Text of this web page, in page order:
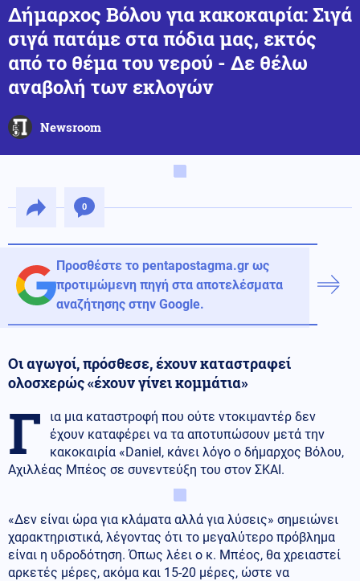
Δήμαρχος Βόλου για κακοκαιρία: Σιγά
σιγά πατάμε στα πόδια μας, εκτός
από το θέμα του νερού - Δε θέλω
αναβολή των εκλογών
Newsroom
0
Προσθέστε το pentapostagma.gr ως
προτιμώμενη πηγή στα αποτελέσματα
αναζήτησης στην Google.
Οι αγωγοί, πρόσθεσε, έχουν καταστραφεί
ολοσχερώς «έχουν γίνει κομμάτια»
Γ
ια μια καταστροφή που ούτε ντοκιμαντέρ δεν
έχουν καταφέρει να τα αποτυπώσουν μετά την
κακοκαιρία «Daniel, κάνει λόγο ο δήμαρχος Βόλου,
Αχιλλέας Μπέος σε συνεντεύξη του στον ΣΚΑΙ.
«Δεν είναι ώρα για κλάματα αλλά για λύσεις» σημειώνει
χαρακτηριστικά, λέγοντας ότι το μεγαλύτερο πρόβλημα
είναι η υδροδότηση. Όπως λέει ο κ. Μπέος, θα χρειαστεί
αρκετές μέρες, ακόμα και 15-20 μέρες, ώστε να